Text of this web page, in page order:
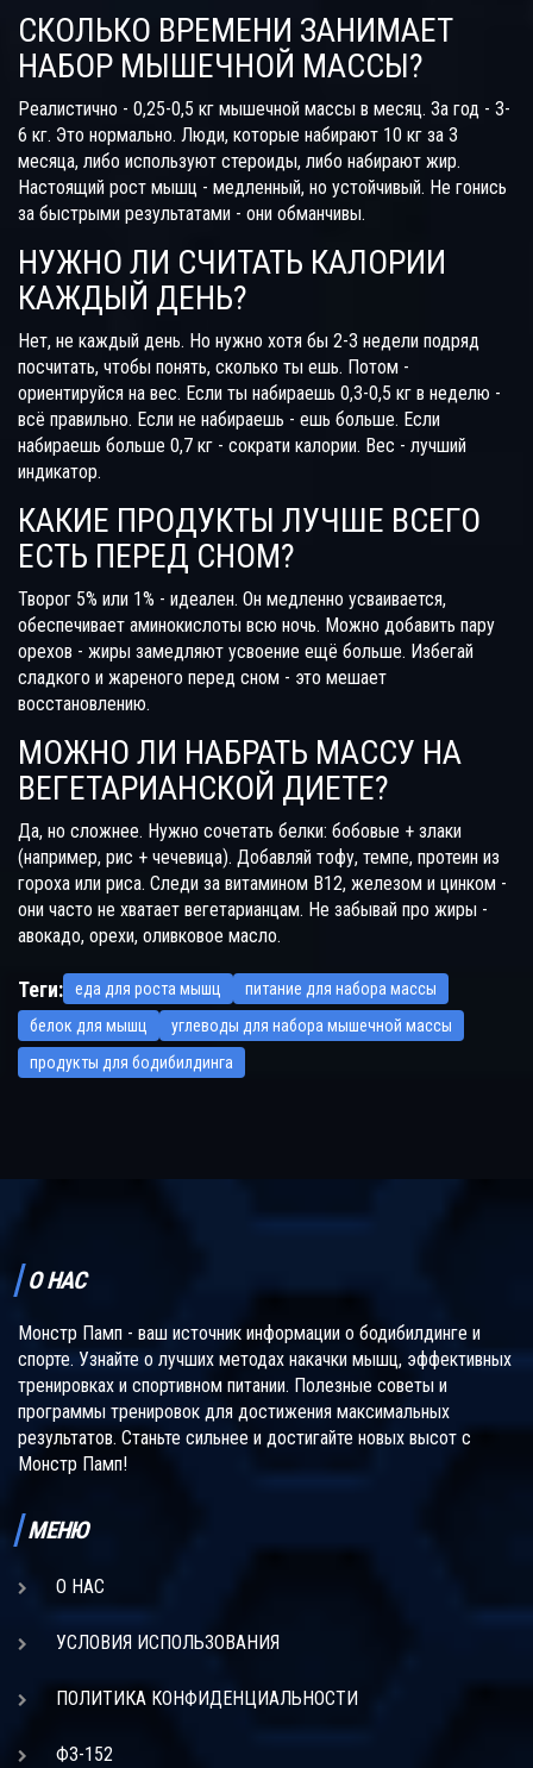
СКОЛЬКО ВРЕМЕНИ ЗАНИМАЕТ
НАБОР МЫШЕЧНОЙ МАССЫ?
Реалистично - 0,25-0,5 кг мышечной массы в месяц. За год - 3-
6 кг. Это нормально. Люди, которые набирают 10 кг за 3
месяца, либо используют стероиды, либо набирают жир.
Настоящий рост мышц - медленный, но устойчивый. Не гонись
за быстрыми результатами - они обманчивы.
НУЖНО ЛИ СЧИТАТЬ КАЛОРИИ
КАЖДЫЙ ДЕНЬ?
Нет, не каждый день. Но нужно хотя бы 2-3 недели подряд
посчитать, чтобы понять, сколько ты ешь. Потом -
ориентируйся на вес. Если ты набираешь 0,3-0,5 кг в неделю -
всё правильно. Если не набираешь - ешь больше. Если
набираешь больше 0,7 кг - сократи калории. Вес - лучший
индикатор.
КАКИЕ ПРОДУКТЫ ЛУЧШЕ ВСЕГО
ЕСТЬ ПЕРЕД СНОМ?
Творог 5% или 1% - идеален. Он медленно усваивается,
обеспечивает аминокислоты всю ночь. Можно добавить пару
орехов - жиры замедляют усвоение ещё больше. Избегай
сладкого и жареного перед сном - это мешает
восстановлению.
МОЖНО ЛИ НАБРАТЬ МАССУ НА
ВЕГЕТАРИАНСКОЙ ДИЕТЕ?
Да, но сложнее. Нужно сочетать белки: бобовые + злаки
(например, рис + чечевица). Добавляй тофу, темпе, протеин из
гороха или риса. Следи за витамином B12, железом и цинком -
они часто не хватает вегетарианцам. Не забывай про жиры -
авокадо, орехи, оливковое масло.
Теги: еда для роста мышц
питание для набора массы
белок для мышц
углеводы для набора мышечной массы
продукты для бодибилдинга
О НАС
Монстр Памп - ваш источник информации о бодибилдинге и
спорте. Узнайте о лучших методах накачки мышц, эффективных
тренировках и спортивном питании. Полезные советы и
программы тренировок для достижения максимальных
результатов. Станьте сильнее и достигайте новых высот с
Монстр Памп!
МЕНЮ
О НАС
УСЛОВИЯ ИСПОЛЬЗОВАНИЯ
ПОЛИТИКА КОНФИДЕНЦИАЛЬНОСТИ
ФЗ-152